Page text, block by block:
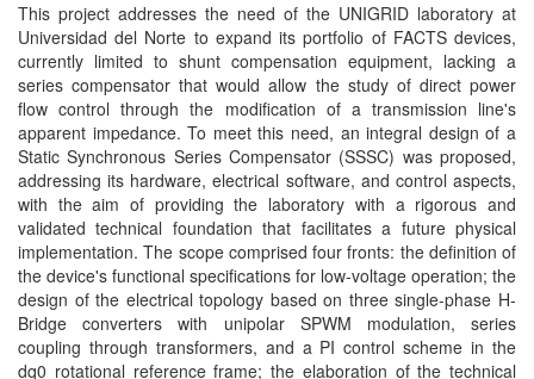
This project addresses the need of the UNIGRID laboratory at
Universidad del Norte to expand its portfolio of FACTS devices,
currently limited to shunt compensation equipment, lacking a
series compensator that would allow the study of direct power
flow control through the modification of a transmission line's
apparent impedance. To meet this need, an integral design of a
Static Synchronous Series Compensator (SSSC) was proposed,
addressing its hardware, electrical software, and control aspects,
with the aim of providing the laboratory with a rigorous and
validated technical foundation that facilitates a future physical
implementation. The scope comprised four fronts: the definition of
the device's functional specifications for low-voltage operation; the
design of the electrical topology based on three single-phase H-
Bridge converters with unipolar SPWM modulation, series
coupling through transformers, and a PI control scheme in the
dq0 rotational reference frame; the elaboration of the technical